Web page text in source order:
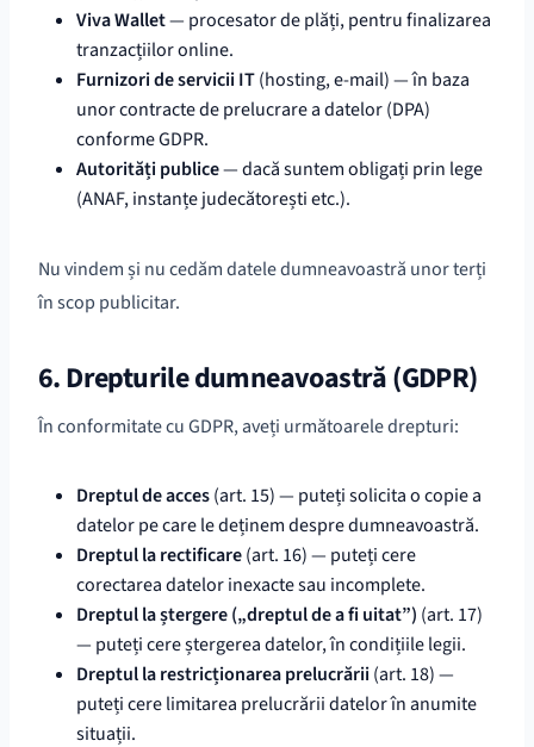
Viva Wallet— procesator de plăți, pentru finalizarea
tranzacțiilor online.
Furnizori de servicii IT(hosting, e-mail) — în baza
unor contracte de prelucrare a datelor (DPA)
conforme GDPR.
Autorități publice— dacă suntem obligați prin lege
(ANAF, instanțe judecătorești etc.).
Nu vindem și nu cedăm datele dumneavoastră unor terți
în scop publicitar.
6. Drepturile dumneavoastră (GDPR)
În conformitate cu GDPR, aveți următoarele drepturi:
Dreptul de acces(art. 15) — puteți solicita o copie a
datelor pe care le deținem despre dumneavoastră.
Dreptul la rectificare(art. 16) — puteți cere
corectarea datelor inexacte sau incomplete.
Dreptul la ștergere („dreptul de a fi uitat”) (art. 17)
— puteți cere ștergerea datelor, în condițiile legii.
Dreptul la restricționarea prelucrării(art. 18) —
puteți cere limitarea prelucrării datelor în anumite
situații.